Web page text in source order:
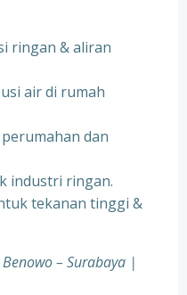
ringan & aliran
air di rumah
dan
industri ringan.
tekanan tinggi &
– Surabaya |